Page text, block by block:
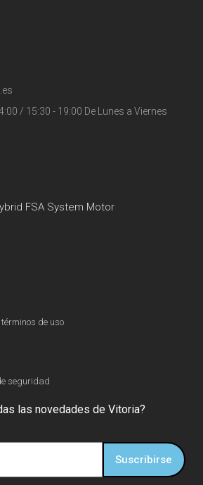
/ 15:30 - 19:00 De Lunes a Viernes
FSA System Motor
de uso
seguridad
las novedades de Vitoria?
Suscribirse